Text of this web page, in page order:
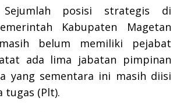
posisi strategis di
Kabupaten Magetan
belum memiliki pejabat
ada lima jabatan pimpinan
yang sementara ini masih diisi
tugas (Plt).